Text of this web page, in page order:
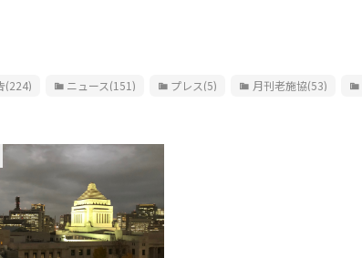
(224) ニュース(151) プレス(5) 月刊老施協(53)